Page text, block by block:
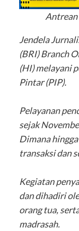
Antrean
Jendela
(BRI) Branch
(HI) melayani
Pintar (PIP).
‎Pelayanan
sejak
Dimana
transaksi dan
‎Kegiatan
dan dihadiri
orang tua,
madrasah.